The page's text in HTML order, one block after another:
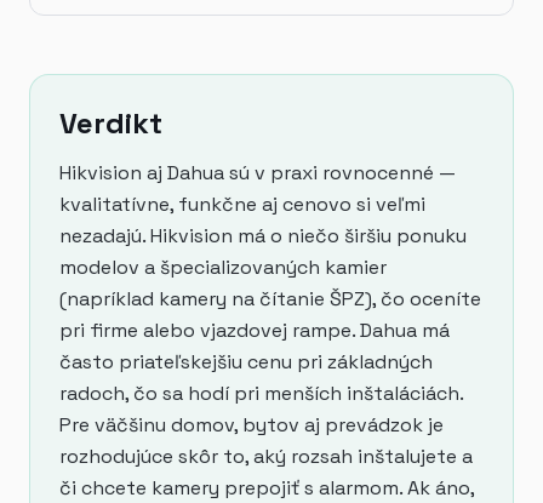
Verdikt
Hikvision aj Dahua sú v praxi rovnocenné —
kvalitatívne, funkčne aj cenovo si veľmi
nezadajú. Hikvision má o niečo širšiu ponuku
modelov a špecializovaných kamier
(napríklad kamery na čítanie ŠPZ), čo oceníte
pri firme alebo vjazdovej rampe. Dahua má
často priateľskejšiu cenu pri základných
radoch, čo sa hodí pri menších inštaláciách.
Pre väčšinu domov, bytov aj prevádzok je
rozhodujúce skôr to, aký rozsah inštalujete a
či chcete kamery prepojiť s alarmom. Ak áno,